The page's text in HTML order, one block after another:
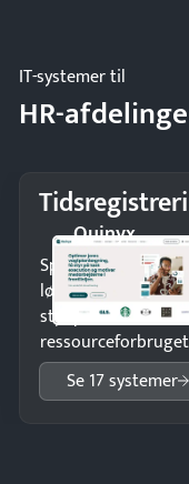
IT-systemer til
HR-
Quinyx
Spar tid på
lønberegning og få
styr på
Se 17 systemer